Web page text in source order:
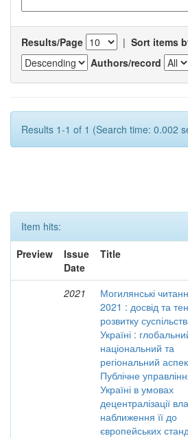
Results/Page | Sort items
Authors/record
Results 1-1 of 1 (Search time: 0.002
Item hits:
Preview
Issue
Date
Title
2021
Могилянські
2021 : досвід та
розвитку
Україні :
національний та
регіональний
Публічне
Україні в умовах
децентралізації
наближення її до
європейських